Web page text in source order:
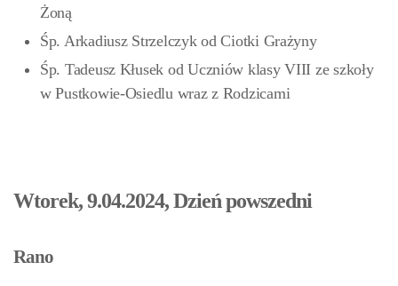
Żoną
Śp. Arkadiusz Strzelczyk od Ciotki Grażyny
Śp. Tadeusz Kłusek od Uczniów klasy VIII ze szkoły
w Pustkowie-Osiedlu wraz z Rodzicami
Wtorek, 9.04.2024, Dzień powszedni
Rano